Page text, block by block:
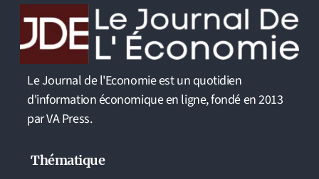
Le Journal de l'Economie est un quotidien
d'information économique en ligne, fondé en 2013
par VA Press.
Thématique